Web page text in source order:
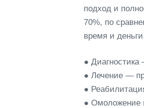
подход и
70%, по
время и
●
● Лечение —
●
● Омоложение